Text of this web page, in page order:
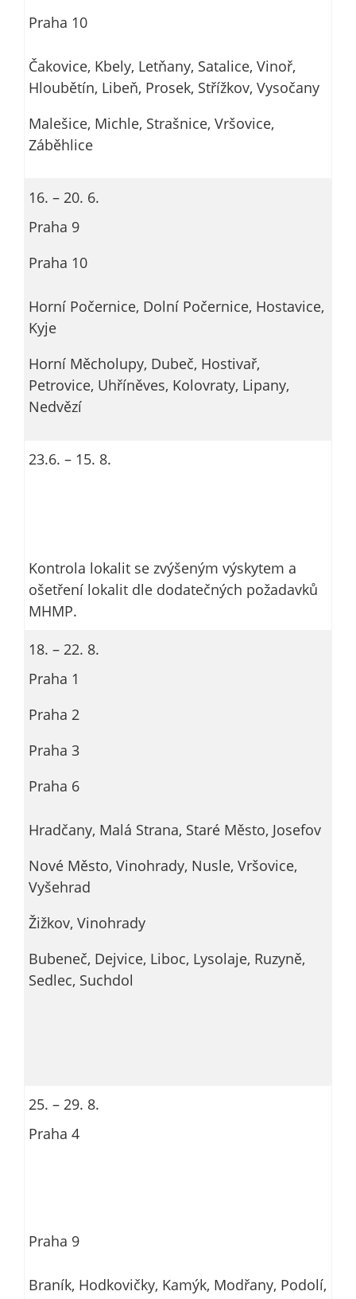
Praha 10
Čakovice, Kbely, Letňany, Satalice, Vinoř,
Hloubětín, Libeň, Prosek, Střížkov, Vysočany
Malešice, Michle, Strašnice, Vršovice,
Záběhlice
16. – 20. 6.
Praha 9
Praha 10
Horní Počernice, Dolní Počernice, Hostavice,
Kyje
Horní Měcholupy, Dubeč, Hostivař,
Petrovice, Uhříněves, Kolovraty, Lipany,
Nedvězí
23.6. – 15. 8.
Kontrola lokalit se zvýšeným výskytem a
ošetření lokalit dle dodatečných požadavků
MHMP.
18. – 22. 8.
Praha 1
Praha 2
Praha 3
Praha 6
Hradčany, Malá Strana, Staré Město, Josefov
Nové Město, Vinohrady, Nusle, Vršovice,
Vyšehrad
Žižkov, Vinohrady
Bubeneč, Dejvice, Liboc, Lysolaje, Ruzyně,
Sedlec, Suchdol
25. – 29. 8.
Praha 4
Praha 9
Braník, Hodkovičky, Kamýk, Modřany, Podolí,